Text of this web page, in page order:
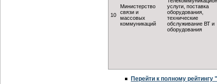
10
Министерство
связи и
массовых
коммуникаций
услуги, поставка
оборудования,
технические
обслуживание ВТ и
оборудования
Перейти к полному